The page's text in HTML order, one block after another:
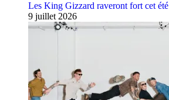
Les King Gizzard raveront fort cet été
9 juillet 2026